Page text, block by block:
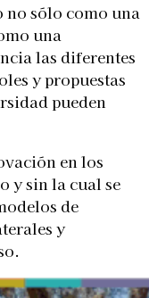
no sólo como una
una
las diferentes
y propuestas
pueden
en los
y sin la cual se
de
y